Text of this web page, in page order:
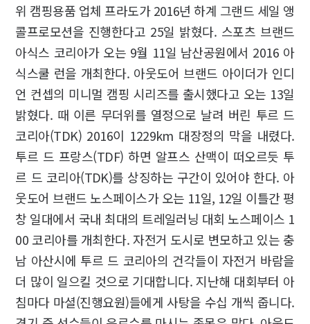
위 캠핑용품 업체 프라도가 2016년 하계 그랜드 세일 앵
콜프로모션을 진행한다고 25일 밝혔다. 스포츠 브랜드
아식스 코리아가 오는 9월 11일 남산공원에서 2016 아
식스쿨 런을 개최한다. 아웃도어 브랜드 아이더가 인디
언 컨셉의 미니멀 캠핑 시리즈를 출시했다고 오는 13일
밝혔다. 때 이른 무더위를 열정으로 날려 버린 투르 드
코리아(TDK) 2016이 1229km 대장정의 막을 내렸다.
투르 드 프랑스(TDF) 하면 알프스 산맥이 떠오르듯 투
르 드 코리아(TDK)를 상징하는 구간이 있어야 한다. 아
웃도어 브랜드 노스페이스가 오는 11일, 12일 이틀간 평
창 일대에서 국내 최대의 트레일러닝 대회 노스페이스 1
00 코리아를 개최한다. 자전거 도시로 변모하고 있는 충
남 아산시에 투르 드 코리아의 건각들이 자전거 바람을
더 많이 일으킬 것으로 기대합니다. 지난해 대회부터 아
침마다 마셜(진행요원)들에게 사탕을 수십 개씩 줍니다.